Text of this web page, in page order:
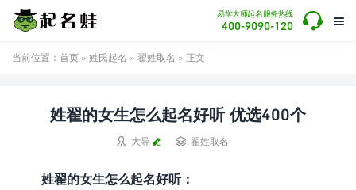

易学大师起名服务热线
400-9090-120 
当前位置： 首页 » 姓氏起名 » 翟姓取名 » 正文
姓翟的女生怎么起名好听 优选400个
 大导  翟姓取名
姓翟的女生怎么起名好听：